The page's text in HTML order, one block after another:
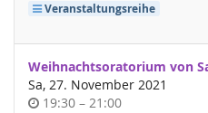
Veranstaltungsreihe
Weihnachtsoratorium von
Sa, 27. November 2021
Uhrzeit
19:30 –bis
21:00